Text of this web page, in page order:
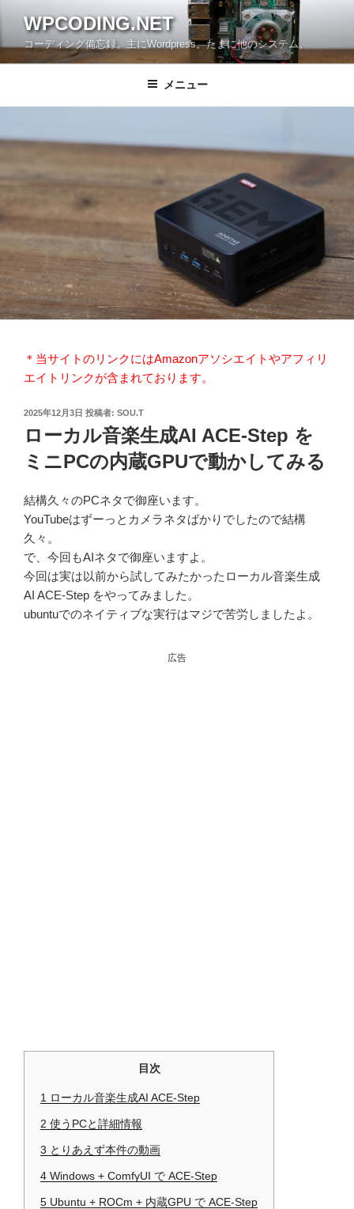
テ
ン
キ
プ
WPCODING.NET
コーディング備忘録。主にWordpress。たまに他のシステム。
メニュー
＊当サイトのリンクにはAmazonアソシエイトやアフィリ
エイトリンクが含まれております。
投
日:
2025年12月3日 投稿者: SOU.T
ローカル音楽生成AI ACE-Step を
ミニPCの内蔵GPUで動かしてみる
結構久々のPCネタで御座います。
YouTubeはずーっとカメラネタばかりでしたので結構
久々。
で、今回もAIネタで御座いますよ。
今回は実は以前から試してみたかったローカル音楽生成
AI ACE-Step をやってみました。
ubuntuでのネイティブな実行はマジで苦労しましたよ。
広告
目次
1 ローカル音楽生成AI ACE-Step
2 使うPCと詳細情報
3 とりあえず本件の動画
4 Windows + ComfyUI で ACE-Step
5 Ubuntu + ROCm + 内蔵GPU で ACE-Step